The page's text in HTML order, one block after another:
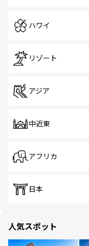
ハワイ
リゾート
アジア
中近東
アフリカ
日本
人気スポット